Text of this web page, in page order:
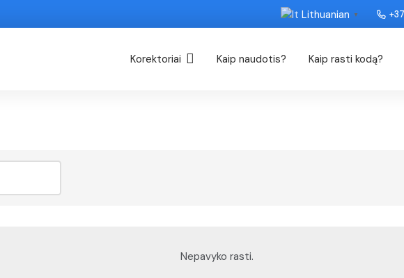
Lithuanian ▼
Korektoriai Kaip naudotis? Kaip rasti kodą?
Nepavyko rasti.